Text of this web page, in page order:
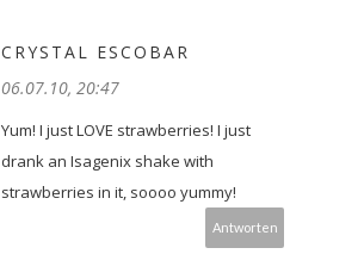
CRYSTAL ESCOBAR
06.07.10, 20:47
Yum! I just LOVE strawberries! I just
drank an Isagenix shake with
strawberries in it, soooo yummy!
Antworten